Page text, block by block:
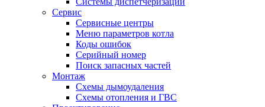
Сервис
Сервисные центры
Меню параметров котла
Коды ошибок
Серийный номер
Поиск запасных частей
Монтаж
Схемы дымоудаления
Схемы отопления и ГВС